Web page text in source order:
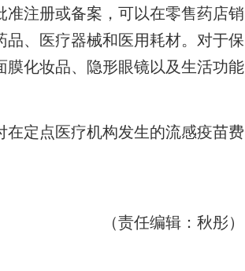
注册或备案，可以在零售药店销
、医疗器械和医用耗材。对于保
化妆品、隐形眼镜以及生活功能
定点医疗机构发生的流感疫苗费
（责任编辑：秋彤）